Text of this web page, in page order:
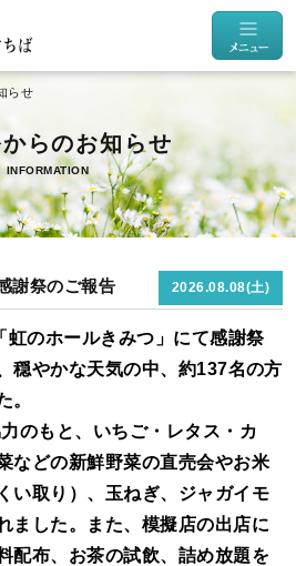
らせ
INFORMATION
謝祭のご報告 2026.08.08(土)
虹のホールきみつ」にて感謝祭
穏やかな天気の中、約137名の方
。
のもと、いちご・レタス・カ
などの新鮮野菜の直売会やお米
い取り）、玉ねぎ、ジャガイモ
ました。また、模擬店の出店に
配布、お茶の試飲、詰め放題を